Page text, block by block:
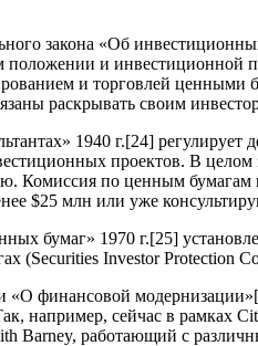
закона «Об
и инвестиционной
и торговлей
раскрывать своим
1940 г.[24] регулирует
проектов. В
Комиссия по ценным бумагам
$25 млн или уже
бумаг» 1970 г.[25]
(Securities Investor Protection
финансовой модернизации»
например, сейчас в рамках
Barney, работающий с